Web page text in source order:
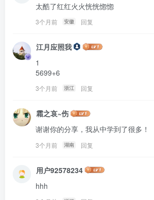
太酷了红红火火恍恍惚惚
3个月前 安徽 回复
江月应照我
1
5699+6
3个月前 浙江 回复
霜之哀~伤
谢谢你的分享，我从中学到了很多！
3个月前 湖南 回复
用户92578234
hhh